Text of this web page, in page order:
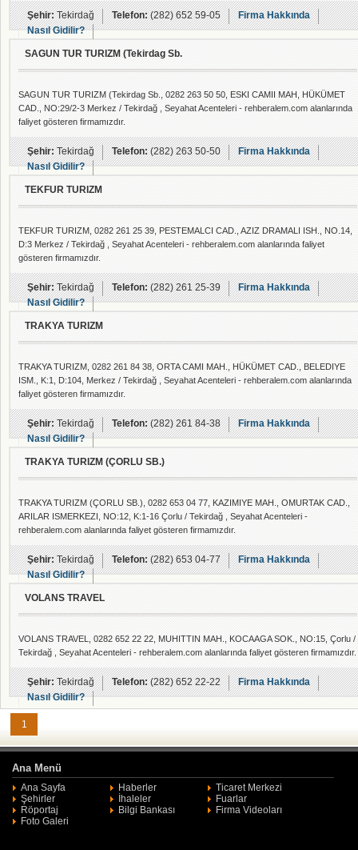
Şehir:Tekirdağ Telefon:(282) 652 59-05
Firma Hakkında
Nasıl Gidilir?
SAGUN TUR TURIZM (Tekirdag Sb.
SAGUN TUR TURIZM (Tekirdag Sb., 0282 263 50 50, ESKI CAMII MAH, HÜKÜMET
CAD., NO:29/2-3 Merkez / Tekirdağ , Seyahat Acenteleri - rehberalem.com alanlarında
faliyet gösteren firmamızdır.
Şehir:Tekirdağ Telefon:(282) 263 50-50
Firma Hakkında
Nasıl Gidilir?
TEKFUR TURIZM
TEKFUR TURIZM, 0282 261 25 39, PESTEMALCI CAD., AZIZ DRAMALI ISH., NO.14,
D:3 Merkez / Tekirdağ , Seyahat Acenteleri - rehberalem.com alanlarında faliyet
gösteren firmamızdır.
Şehir:Tekirdağ Telefon:(282) 261 25-39
Firma Hakkında
Nasıl Gidilir?
TRAKYA TURIZM
TRAKYA TURIZM, 0282 261 84 38, ORTA CAMI MAH., HÜKÜMET CAD., BELEDIYE
ISM., K:1, D:104, Merkez / Tekirdağ , Seyahat Acenteleri - rehberalem.com alanlarında
faliyet gösteren firmamızdır.
Şehir:Tekirdağ Telefon:(282) 261 84-38
Firma Hakkında
Nasıl Gidilir?
TRAKYA TURIZM (ÇORLU SB.)
TRAKYA TURIZM (ÇORLU SB.), 0282 653 04 77, KAZIMIYE MAH., OMURTAK CAD.,
ARILAR ISMERKEZI, NO:12, K:1-16 Çorlu / Tekirdağ , Seyahat Acenteleri -
rehberalem.com alanlarında faliyet gösteren firmamızdır.
Şehir:Tekirdağ Telefon:(282) 653 04-77
Firma Hakkında
Nasıl Gidilir?
VOLANS TRAVEL
VOLANS TRAVEL, 0282 652 22 22, MUHITTIN MAH., KOCAAGA SOK., NO:15, Çorlu /
Tekirdağ , Seyahat Acenteleri - rehberalem.com alanlarında faliyet gösteren firmamızdır.
Şehir:Tekirdağ Telefon:(282) 652 22-22
Firma Hakkında
Nasıl Gidilir?
1
Ana Menü
Ana Sayfa Haberler
Ticaret Merkezi
Şehirler
İhaleler
Fuarlar
Röportaj
Bilgi Bankası
Firma Videoları
Foto Galeri